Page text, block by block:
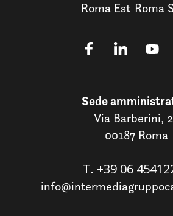
Roma Est Roma
Sede
Via Barberini,
00187 Roma
T. +39 06